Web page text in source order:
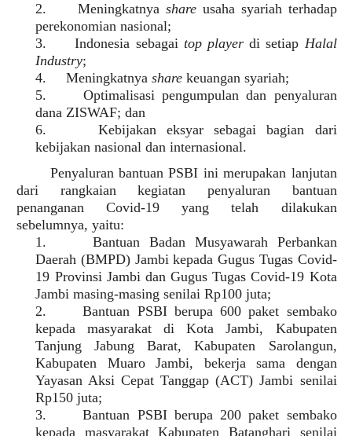
2.
Meningkatnya shareusaha syariah terhadap
perekonomian nasional;
3.
Indonesia sebagai top playerdi setiap Halal
Industry;
4.
Meningkatnyashare keuangan syariah;
5.
Optimalisasi pengumpulan dan penyaluran
dana ZISWAF; dan
6.
Kebijakan eksyar sebagai bagian dari
kebijakan nasional dan internasional.
Penyaluran bantuan PSBI ini merupakan lanjutan
dari rangkaian kegiatan penyaluran bantuan
penanganan Covid-19 yang telah dilakukan
sebelumnya, yaitu:
1.
Bantuan Badan Musyawarah Perbankan
Daerah (BMPD) Jambi kepada Gugus Tugas Covid-
19 Provinsi Jambi dan Gugus Tugas Covid-19 Kota
Jambi masing-masing senilai Rp100 juta;
2.
Bantuan PSBI berupa 600 paket sembako
kepada masyarakat di Kota Jambi, Kabupaten
Tanjung Jabung Barat, Kabupaten Sarolangun,
Kabupaten Muaro Jambi, bekerja sama dengan
Yayasan Aksi Cepat Tanggap (ACT) Jambi senilai
Rp150 juta;
3.
Bantuan PSBI berupa 200 paket sembako
kepada masyarakat Kabupaten Batanghari senilai